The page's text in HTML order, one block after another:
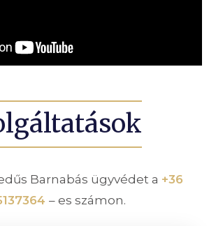
Barnabás ügyvédet a +36
– es számon.